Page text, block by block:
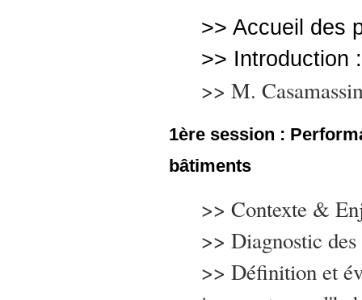
>> Accueil des
>> Introduction
>> M.
1ère session :
bâtiments
>> Contexte &
>> Diagnostic
>> Définition et